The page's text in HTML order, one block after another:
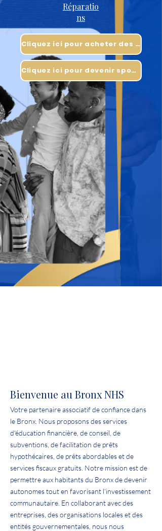
Réparatio
ns
Cliquez ici pour acheter des billets
Cliquez ici pour devenir sponsor
Bienvenue au Bronx NHS
Votre partenaire associatif de confiance dans
le Bronx. Nous proposons des services
d'éducation financière, de conseil, de
subventions, de facilitation de prêts
hypothécaires, de prêts abordables et de
services fiscaux gratuits. Notre mission est de
permettre aux habitants du Bronx de devenir
autonomes tout en favorisant l'investissement
communautaire. En collaborant avec des
entreprises, des organisations locales et des
entités gouvernementales, nous nous